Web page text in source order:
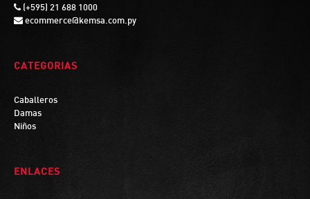
(+595) 21 688 1000
ecommerce@kemsa.com.py
CATEGORIAS
Caballeros
Damas
Niños
ENLACES